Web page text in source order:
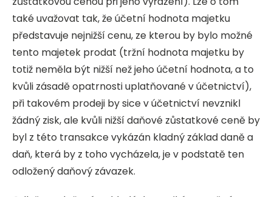
také uvažovat tak, že účetní hodnota majetku
představuje nejnižší cenu, ze kterou by bylo možné
tento majetek prodat (tržní hodnota majetku by
totiž neměla být nižší než jeho účetní hodnota, a to
kvůli zásadě opatrnosti uplatňované v účetnictví),
při takovém prodeji by sice v účetnictví nevznikl
žádný zisk, ale kvůli nižší daňové zůstatkové ceně by
byl z této transakce vykázán kladný základ daně a
daň, která by z toho vycházela, je v podstatě ten
odložený daňový závazek.